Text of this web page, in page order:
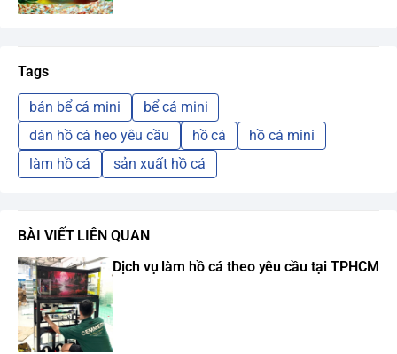
Tags
bán bể cá mini
bể cá mini
dán hồ cá heo yêu cầu
hồ cá
hồ cá mini
làm hồ cá
sản xuất hồ cá
BÀI VIẾT LIÊN QUAN
Dịch vụ làm hồ cá theo yêu cầu tại TPHCM